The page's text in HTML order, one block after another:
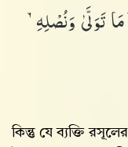
تَوَلَّىٰ وَنُصْلِهِۦ
কিন্তু যে ব্যক্তি